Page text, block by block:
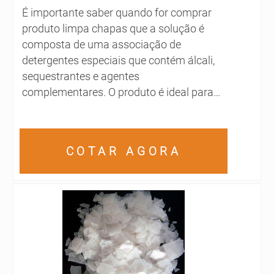
É importante saber quando for comprar
produto limpa chapas que a solução é
composta de uma associação de
detergentes especiais que contém álcali,
sequestrantes e agentes
complementares. O produto é ideal para
conta desse fator, ele possui total
equilíbrio entre os componentes,
emulsionando as partículas em
água.ONDE COMPRAR LIMPA
CHAPAS Cabe salientar que o produto
também realiza uma excelente aplicação
como desengordurante forte para crostas
de gordura em coifas as quais não é
COTAR AGORA